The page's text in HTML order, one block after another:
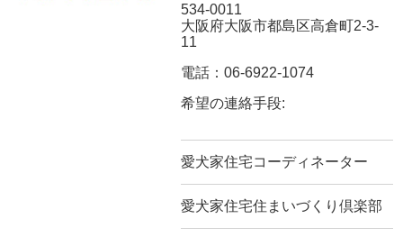
534-0011
大阪府大阪市都島区高倉町2-3-
11
電話：06-6922-1074
希望の連絡手段:
愛犬家住宅コーディネーター
愛犬家住宅住まいづくり倶楽部